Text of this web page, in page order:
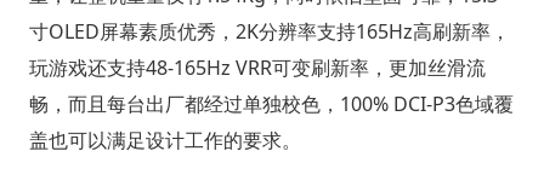
寸OLED屏幕素质优秀，2K分辨率支持165Hz高刷新率，
玩游戏还支持48-165Hz VRR可变刷新率，更加丝滑流
畅，而且每台出厂都经过单独校色，100% DCI-P3色域覆
盖也可以满足设计工作的要求。